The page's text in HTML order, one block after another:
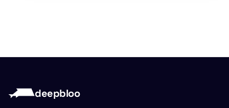
deepbloo